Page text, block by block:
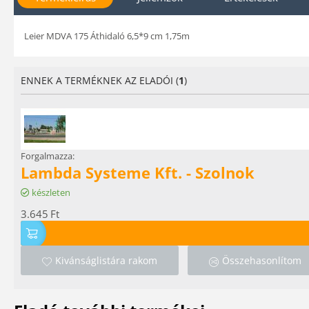
Leier MDVA 175 Áthidaló 6,5*9 cm 1,75m
ENNEK A TERMÉKNEK AZ ELADÓI (1)
Forgalmazza:
Lambda Systeme Kft. - Szolnok
készleten
3.645 Ft
Kivánságlistára rakom Összehasonlítom